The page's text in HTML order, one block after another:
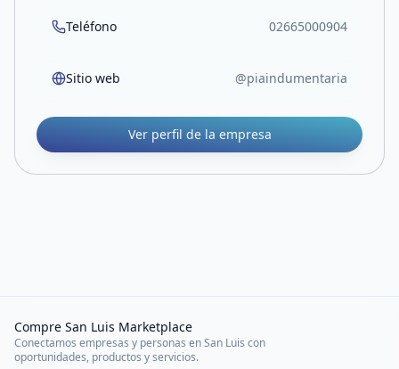
Teléfono 02665000904
Sitio web @piaindumentaria
Ver perfil de la empresa
Compre San Luis Marketplace
Conectamos empresas y personas en San Luis con
oportunidades, productos y servicios.